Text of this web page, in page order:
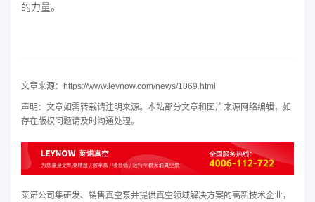
的力量。
文章来源：https://www.leynow.com/news/1069.html
声明：文章如需转载请注明来源。本站部分文章和图片来源网络编辑，如
存在版权问题请及时沟通处理。
莱诺公司集研发、销售真空泵并提供真空领域解决方案的高新技术企业，